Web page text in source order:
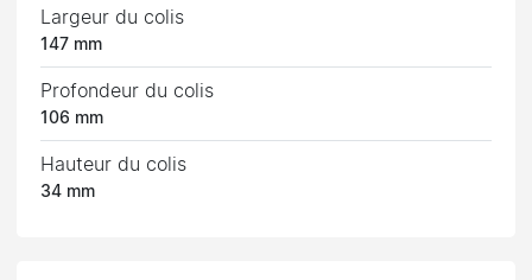
Largeur du colis
147 mm
Profondeur du colis
106 mm
Hauteur du colis
34 mm